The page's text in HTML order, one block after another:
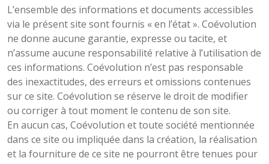
L’ensemble des informations et documents accessibles
via le présent site sont fournis « en l’état ». Coévolution
ne donne aucune garantie, expresse ou tacite, et
n’assume aucune responsabilité relative à l’utilisation de
ces informations. Coévolution n’est pas responsable
des inexactitudes, des erreurs et omissions contenues
sur ce site. Coévolution se réserve le droit de modifier
ou corriger à tout moment le contenu de son site.
En aucun cas, Coévolution et toute société mentionnée
dans ce site ou impliquée dans la création, la réalisation
et la fourniture de ce site ne pourront être tenues pour